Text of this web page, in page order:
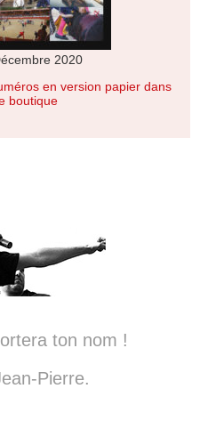
2020
en version papier dans
boutique
ton nom !
Pierre.